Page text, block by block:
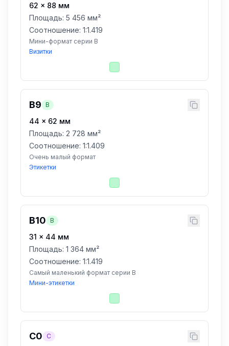
62 × 88 мм
Площадь: 5 456 мм²
Соотношение: 1:1.419
Мини-формат серии B
Визитки
B9 B
44 × 62 мм
Площадь: 2 728 мм²
Соотношение: 1:1.409
Очень малый формат
Этикетки
B10 B
31 × 44 мм
Площадь: 1 364 мм²
Соотношение: 1:1.419
Самый маленький формат серии B
Мини-этикетки
C0 C